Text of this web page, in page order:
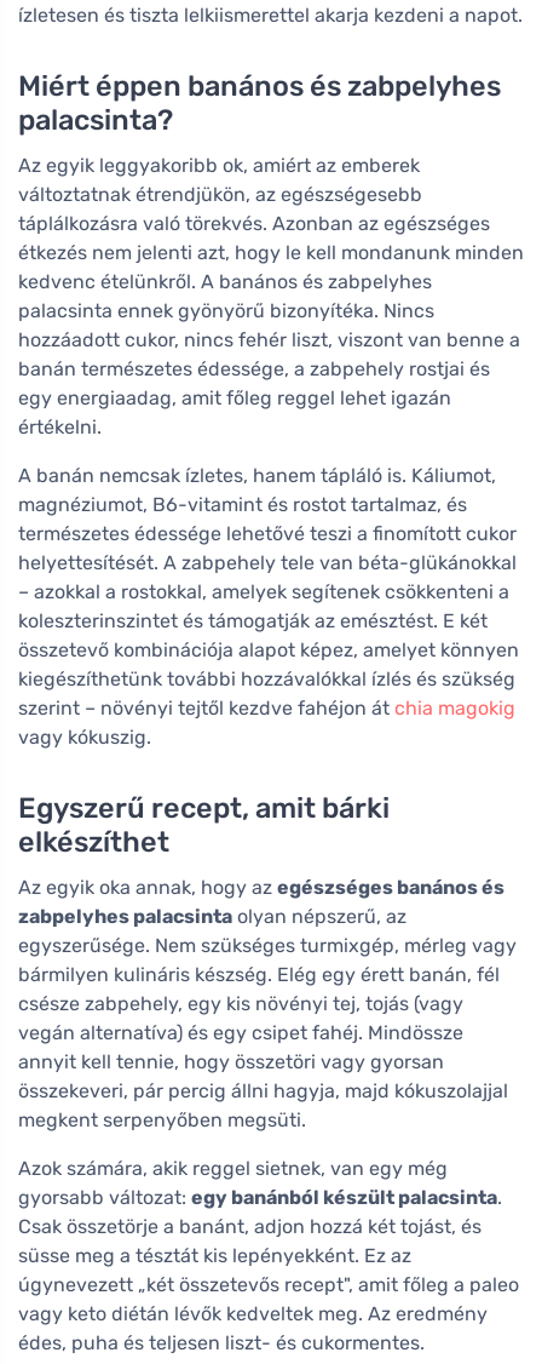
ízletesen és tiszta lelkiismerettel akarja kezdeni a napot.
Miért éppen banános és zabpelyhes
palacsinta?
Az egyik leggyakoribb ok, amiért az emberek
változtatnak étrendjükön, az egészségesebb
táplálkozásra való törekvés. Azonban az egészséges
étkezés nem jelenti azt, hogy le kell mondanunk minden
kedvenc ételünkről. A banános és zabpelyhes
palacsinta ennek gyönyörű bizonyítéka. Nincs
hozzáadott cukor, nincs fehér liszt, viszont van benne a
banán természetes édessége, a zabpehely rostjai és
egy energiaadag, amit főleg reggel lehet igazán
értékelni.
A banán nemcsak ízletes, hanem tápláló is. Káliumot,
magnéziumot, B6-vitamint és rostot tartalmaz, és
természetes édessége lehetővé teszi a finomított cukor
helyettesítését. A zabpehely tele van béta-glükánokkal
– azokkal a rostokkal, amelyek segítenek csökkenteni a
koleszterinszintet és támogatják az emésztést. E két
összetevő kombinációja alapot képez, amelyet könnyen
kiegészíthetünk további hozzávalókkal ízlés és szükség
szerint – növényi tejtől kezdve fahéjon át chia magokig
vagy kókuszig.
Egyszerű recept, amit bárki
elkészíthet
Az egyik oka annak, hogy az egészséges banános és
zabpelyhes palacsinta olyan népszerű, az
egyszerűsége. Nem szükséges turmixgép, mérleg vagy
bármilyen kulináris készség. Elég egy érett banán, fél
csésze zabpehely, egy kis növényi tej, tojás (vagy
vegán alternatíva) és egy csipet fahéj. Mindössze
annyit kell tennie, hogy összetöri vagy gyorsan
összekeveri, pár percig állni hagyja, majd kókuszolajjal
megkent serpenyőben megsüti.
Azok számára, akik reggel sietnek, van egy még
gyorsabb változat: egy banánból készült palacsinta.
Csak összetörje a banánt, adjon hozzá két tojást, és
süsse meg a tésztát kis lepényekként. Ez az
úgynevezett „két összetevős recept", amit főleg a paleo
vagy keto diétán lévők kedveltek meg. Az eredmény
édes, puha és teljesen liszt- és cukormentes.